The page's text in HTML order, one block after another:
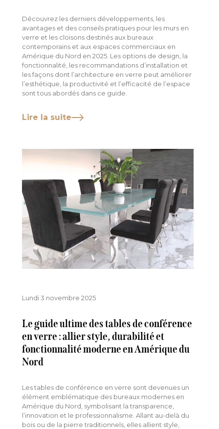
Découvrez les derniers développements, les
avantages et des conseils pratiques pour les murs en
verre et les cloisons destinés aux bureaux
contemporains et aux espaces commerciaux en
Amérique du Nord en 2025. Les options de design, la
fonctionnalité, les recommandations d’installation et
les façons dont l’architecture en verre peut améliorer
l’esthétique, la productivité et l’efficacité de l’espace
sont tous abordés dans ce guide.
Lire la suite
Lundi 3 novembre 2025
Le guide ultime des tables de conférence
en verre : allier style, durabilité et
fonctionnalité moderne en Amérique du
Nord
Les tables de conférence en verre sont devenues un
élément emblématique des bureaux modernes en
Amérique du Nord, symbolisant la transparence,
l’innovation et le professionnalisme. Allant au-delà du
bois ou de la pierre traditionnels, elles allient style,